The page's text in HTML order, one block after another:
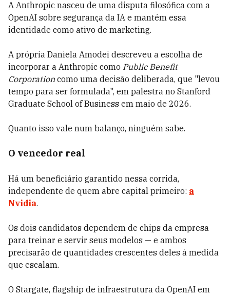
A Anthropic nasceu de uma disputa filosófica com a
OpenAI sobre segurança da IA e mantém essa
identidade como ativo de marketing.
A própria Daniela Amodei descreveu a escolha de
incorporar a Anthropic como Public Benefit
Corporation como uma decisão deliberada, que "levou
tempo para ser formulada", em palestra no Stanford
Graduate School of Business em maio de 2026.
Quanto isso vale num balanço, ninguém sabe.
O vencedor real
Há um beneficiário garantido nessa corrida,
independente de quem abre capital primeiro: a
Nvidia.
Os dois candidatos dependem de chips da empresa
para treinar e servir seus modelos — e ambos
precisarão de quantidades crescentes deles à medida
que escalam.
O Stargate, flagship de infraestrutura da OpenAI em